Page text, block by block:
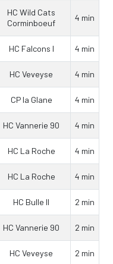
HC Wild Cats
Corminboeuf
4 min
HC Falcons I 4 min
HC Veveyse 4 min
CP la Glane 4 min
HC Vannerie 90 4 min
HC La Roche 4 min
HC La Roche 4 min
HC Bulle II 2 min
HC Vannerie 90 2 min
HC Veveyse 2 min